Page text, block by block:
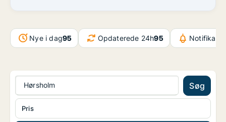
Nye i dag95 Opdaterede 24h95
Hørsholm Søg
Pris